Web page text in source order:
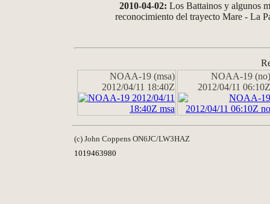
2010-04-02: Los Battainos y algunos
reconocimiento del trayecto Mare - La
NOAA-19 (msa)
2012/04/11 18:40Z
NOAA-19 (no)
2012/04/11 06:10Z
(c) John Coppens ON6JC/LW3HAZ
1019463980